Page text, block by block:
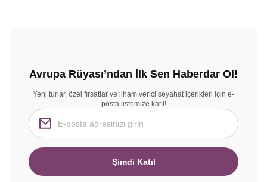
Avrupa Rüyası’ndan İlk Sen Haberdar Ol!
Yeni turlar, özel fırsatlar ve ilham verici seyahat içerikleri için e-
posta listemize katıl!
Şimdi Katıl